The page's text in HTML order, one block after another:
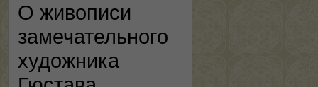
О живописи
замечательного
художника